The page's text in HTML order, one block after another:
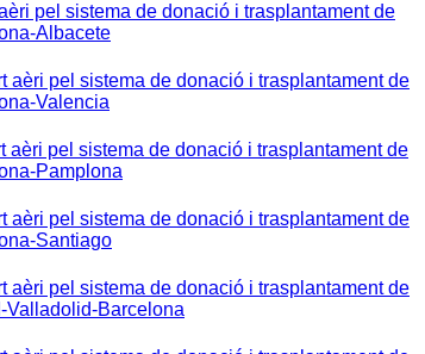
pel sistema de donació i trasplantament de
Albacete
pel sistema de donació i trasplantament de
Valencia
pel sistema de donació i trasplantament de
Pamplona
pel sistema de donació i trasplantament de
Santiago
pel sistema de donació i trasplantament de
Valladolid-Barcelona